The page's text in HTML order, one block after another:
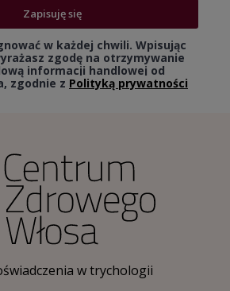
Zapisuję się
w każdej chwili. Wpisując
zgodę na otrzymywanie
informacji handlowej od
zgodnie z Polityką prywatności
w trychologii